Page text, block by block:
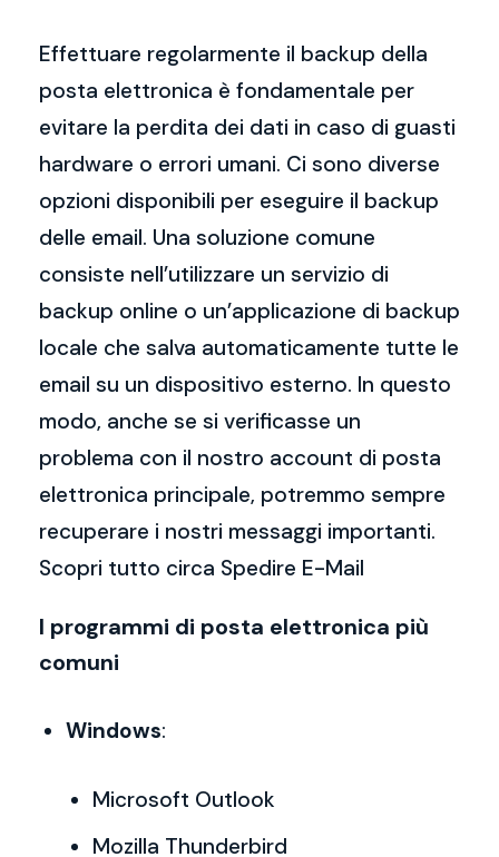
Effettuare regolarmente il backup della
posta elettronica è fondamentale per
evitare la perdita dei dati in caso di guasti
hardware o errori umani. Ci sono diverse
opzioni disponibili per eseguire il backup
delle email. Una soluzione comune
consiste nell’utilizzare un servizio di
backup online o un’applicazione di backup
locale che salva automaticamente tutte le
email su un dispositivo esterno. In questo
modo, anche se si verificasse un
problema con il nostro account di posta
elettronica principale, potremmo sempre
recuperare i nostri messaggi importanti.
Scopri tutto circa Spedire E-Mail
I programmi di posta elettronica più
comuni
Windows:
Microsoft Outlook
Mozilla Thunderbird